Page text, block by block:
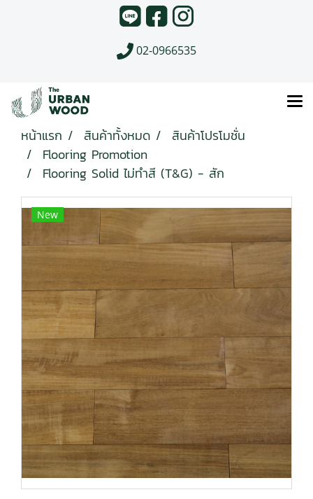
02-0966535
หน้าแรก สินค้าทั้งหมด
สินค้าโปรโมชั่น
Flooring Promotion
Flooring Solid ไม่ทำสี (T&G) - สัก
New